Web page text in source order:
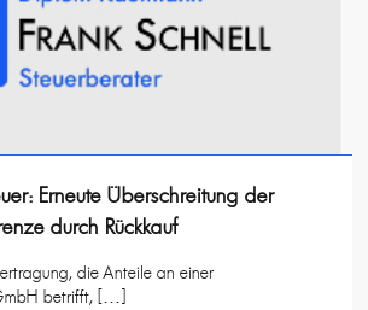
Erneute Überschreitung der
durch Rückkauf
die Anteile an einer
betrifft, […]